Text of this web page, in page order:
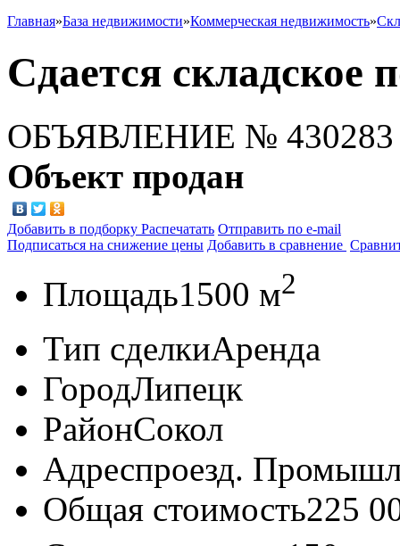
Главная»База недвижимости»Коммерческая недвижимость»
Сдается складское
ОБЪЯВЛЕНИЕ № 430283
Объект продан
Добавить в подборку Распечатать Отправить по e-mail
Подписаться на снижение цены Добавить в сравнение
Площадь1500 м2
Тип сделкиАренда
ГородЛипецк
РайонСокол
Адреспроезд.
Общая стоимость225